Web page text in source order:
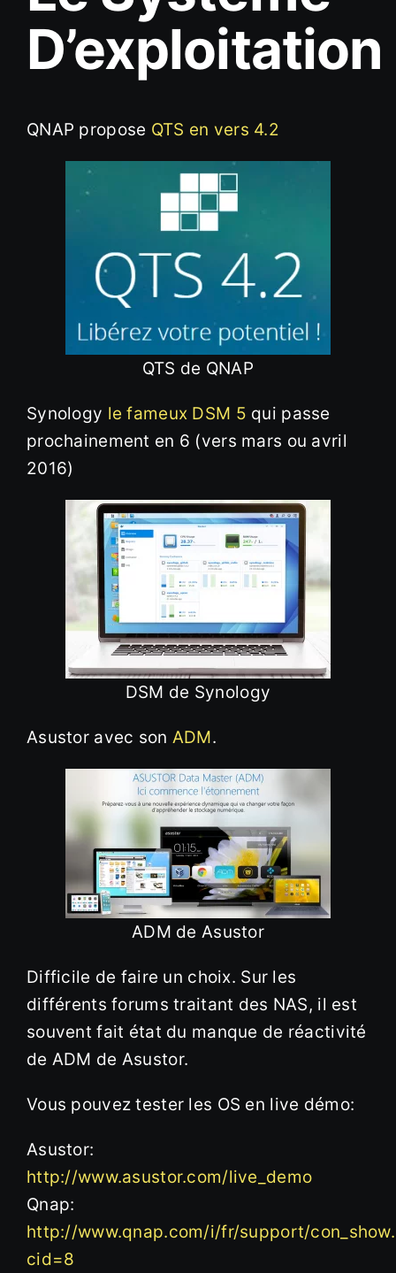
D’exploitation
QNAP propose QTS en vers 4.2
QTS de QNAP
Synology le fameux DSM 5 qui passe
prochainement en 6 (vers mars ou avril
2016)
DSM de Synology
Asustor avec son ADM.
ADM de Asustor
Difficile de faire un choix. Sur les
différents forums traitant des NAS, il est
souvent fait état du manque de réactivité
de ADM de Asustor.
Vous pouvez tester les OS en live démo:
Asustor:
http://www.asustor.com/live_demo
Qnap:
http://www.qnap.com/i/fr/support/
cid=8